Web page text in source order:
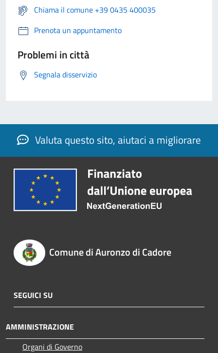
Chiama il comune +39 0435 400035
Prenota un appuntamento
Problemi in città
Segnala disservizio
Valuta questo sito, aiutaci a migliorare
Comune di Auronzo di Cadore
SEGUICI SU
AMMINISTRAZIONE
Organi di Governo